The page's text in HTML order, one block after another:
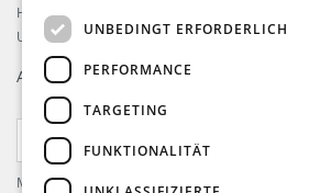
Handelskammer: 92559840
USt-IdNr: NL866099657B01
Anmelden für unseren
Melden Sie sich an und erhalten Sie die neuesten
UNBEDINGT ERFORDERLICH
PERFORMANCE
TARGETING
FUNKTIONALITÄT